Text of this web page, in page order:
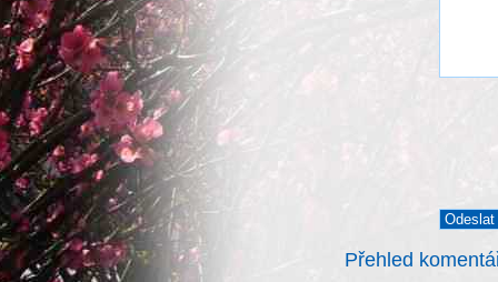
Přehled